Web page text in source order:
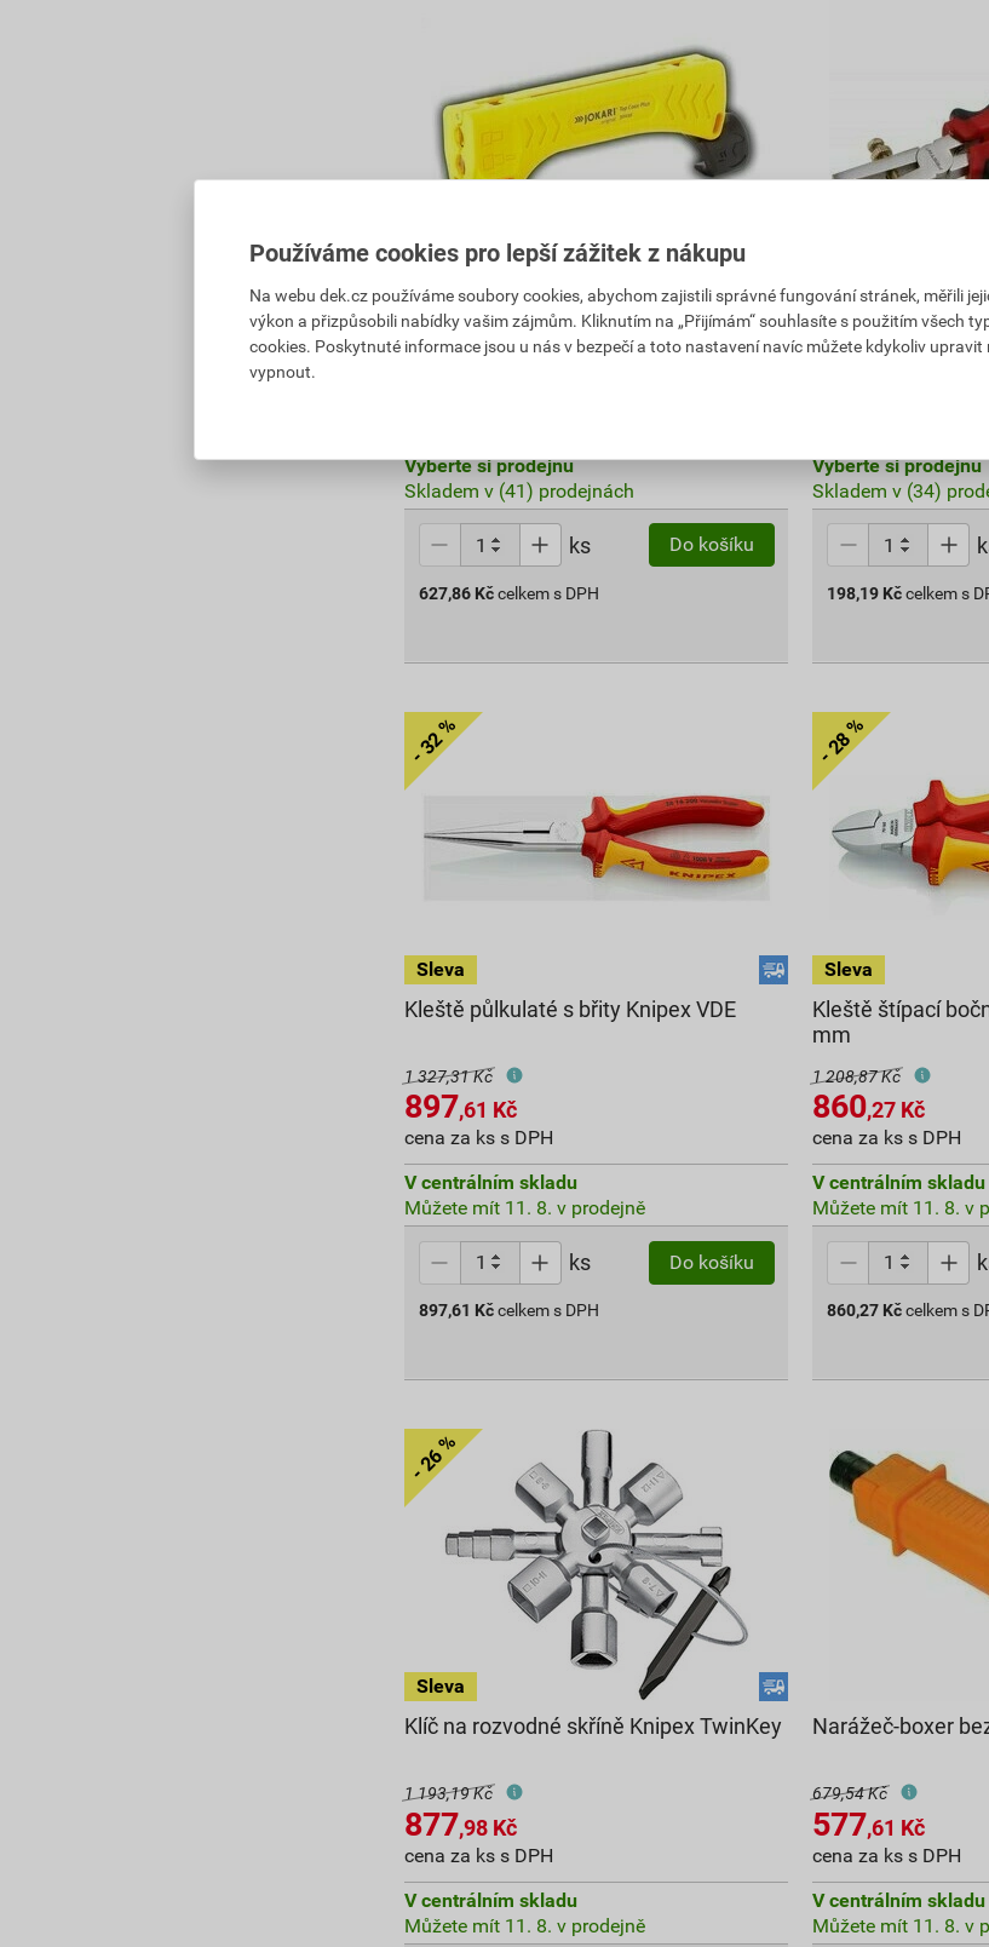
Odplášťovač Jokari Top Coa× Plus pro
průměry 4,8–7,5 mm2
765,68 Kč
Vyberte si prodejnu
Skladem v (41) prodejnách
ks Do košíku
627,86 Kč celkem s DPH
Kleště odizolovací
Vyberte si prodejnu
Skladem v (34)
198,19 Kčcelkem s
Kleště půlkulaté s břity Knipex VDE
1 327,31 Kč
897,61 Kč
cena za ks s DPH
V centrálním skladu
Můžete mít 11. 8. v prodejně
ks Do košíku
897,61 Kč celkem s DPH
Kleště štípací
mm
1 208,87 Kč
860,27 Kč
cena za ks s DPH
V centrálním skladu
Můžete mít 11. 8. v
860,27 Kčcelkem s
Klíč na rozvodné skříně Knipex TwinKey
1 193,19 Kč
877,98 Kč
cena za ks s DPH
V centrálním skladu
Můžete mít 11. 8. v prodejně
Narážeč-boxer
679,54 Kč
577,61 Kč
cena za ks s DPH
V centrálním skladu
Můžete mít 11. 8. v
Používáme cookies pro lepší zážitek z nákupu
Na webu dek.cz používáme soubory cookies, abychom zajistili správné fungování stránek, měřili
výkon a přizpůsobili nabídky vašim zájmům. Kliknutím na „Přijímám“ souhlasíte s použitím všech
cookies. Poskytnuté informace jsou u nás v bezpečí a toto nastavení navíc můžete kdykoliv upravit
vypnout.